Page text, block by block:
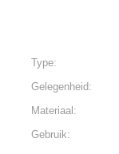
Type:
Gelegenheid:
Materiaal:
Gebruik: